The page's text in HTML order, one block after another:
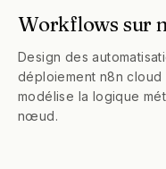
Workflows sur
Design des
déploiement n8n
modélise la logique
nœud.